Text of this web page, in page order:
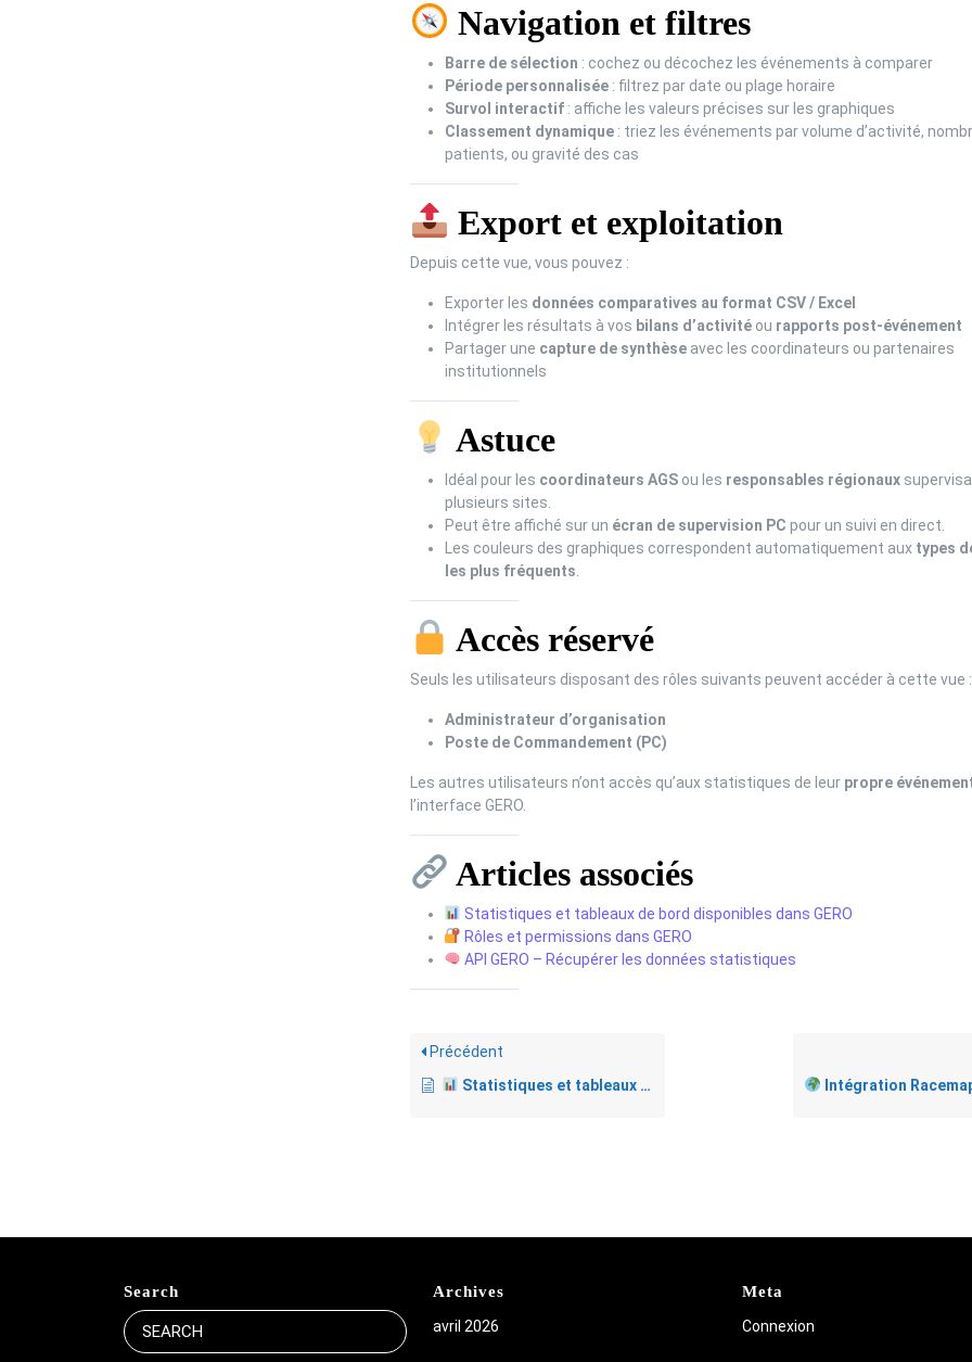
Navigation et filtres
Barre de sélection : cochez ou décochez les événements à comparer
Période personnalisée: filtrez par date ou plage horaire
Survol interactif: affiche les valeurs précises sur les graphiques
Classement dynamique: triez les événements par volume d’activité,
patients, ou gravité des cas
Export et exploitation
Depuis cette vue, vous pouvez :
Exporter les données comparatives au format CSV / Excel
Intégrer les résultats à vos bilans d’activitéou rapports post-événement
Partager une capture de synthèseavec les coordinateurs ou partenaires
institutionnels
Astuce
Idéal pour les coordinateurs AGSou les responsables régionaux
plusieurs sites.
Peut être affiché sur un écran de supervision PC pour un suivi en direct.
Les couleurs des graphiques correspondent automatiquement aux types
les plus fréquents
Accès réservé
Seuls les utilisateurs disposant des rôles suivants peuvent accéder à cette vue :
Administrateur d’organisation
Poste de Commandement (PC)
Les autres utilisateurs n’ont accès qu’aux statistiques de leur propre
l’interface GERO.
Articles associés
Statistiques et tableaux de bord disponibles dans GERO
Rôles et permissions dans GERO
API GERO – Récupérer les données statistiques
Précédent
Statistiques et tableaux de bord disponibles dans GERO
Intégration
Search
Search
for:
Archives
avril 2026
Meta
Connexion